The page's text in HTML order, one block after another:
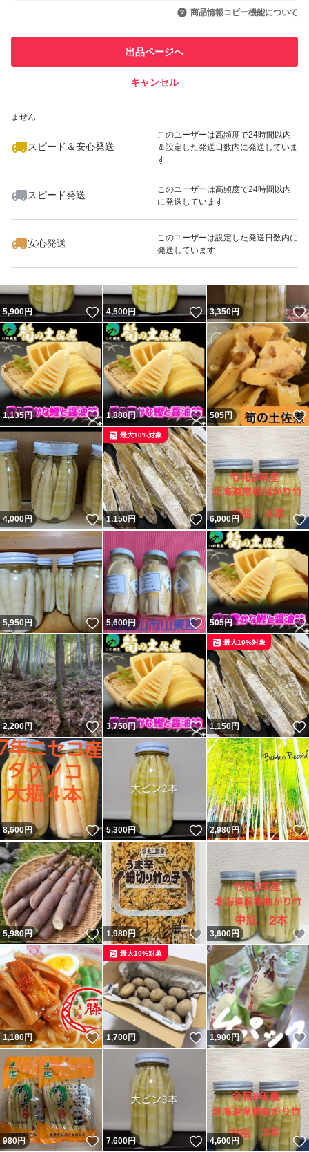
引を完了させた実績があります
での取引実績があります
ません
スピード＆安心発送
このユーザーは高頻度で24時間以内
＆設定した発送日数内に発送していま
す
スピード発送
このユーザーは高頻度で24時間以内
に発送しています
安心発送
このユーザーは設定した発送日数内に
発送しています
商品情報コピー機能について
出品ページへ
キャンセル
いいね！
1,880
5,900円 いいね！
4,500円 いいね！
3,350円
1,135円 いいね！
1,880円 いいね！
505円
4,000円 いいね！
1,150円 いいね！
最大10%対象
6,000円
5,950円 いいね！
5,600円 いいね！
505円
2,200円 いいね！
3,750円 いいね！
1,150円
最大10%対象
8,600円 いいね！
5,300円 いいね！
2,980円
5,980円 いいね！
1,980円 いいね！
3,600円
1,180円 いいね！
1,700円 いいね！
最大10%対象
1,900円
980円 いいね！
7,600円 いいね！
4,600円